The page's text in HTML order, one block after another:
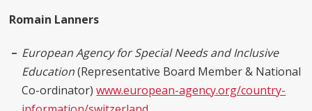
Romain Lanners
European Agency for Special Needs and Inclusive
Education(Representative Board Member & National
Co-ordinator)www.european-agency.org/country-